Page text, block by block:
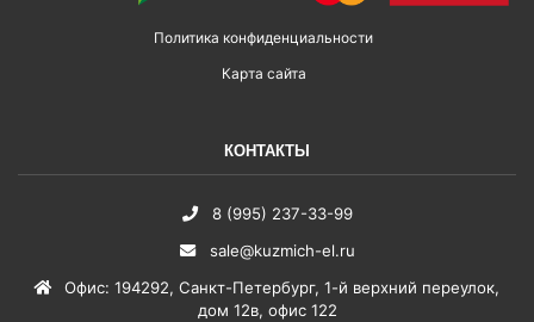
Политика конфиденциальности
Карта сайта
КОНТАКТЫ
8 (995) 237-33-99
sale@kuzmich-el.ru
Офис: 194292, Санкт-Петербург, 1-й верхний переулок,
дом 12в, офис 122